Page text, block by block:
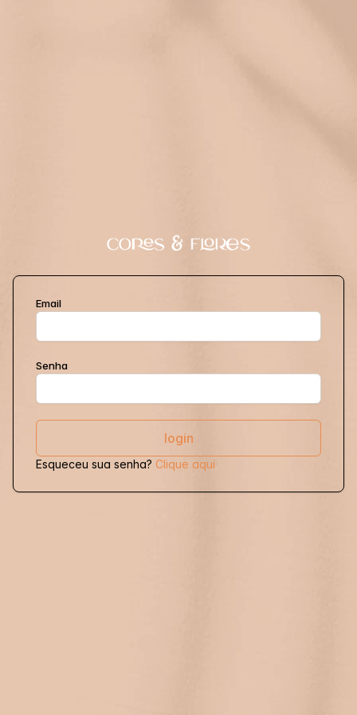
Email
Senha
Esqueceu sua senha? Clique aqui